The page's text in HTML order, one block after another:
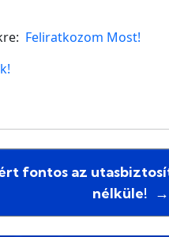
Feliratkozom Most!
fontos az
nélküle! →